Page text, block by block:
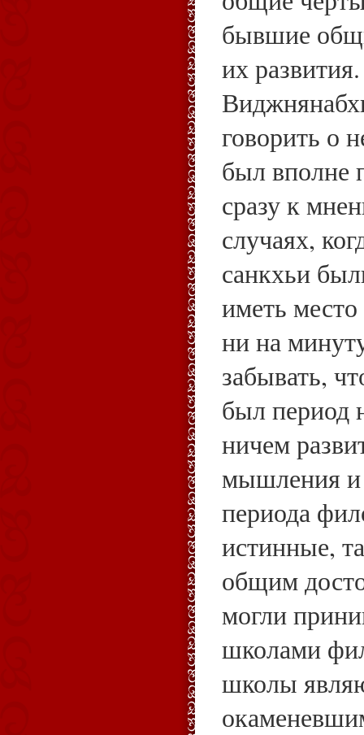
бывшие
их
говорить о
был вполне
сразу к
случаях,
санкхьи
иметь
ни на
забывать,
был период
ничем
мышления и
периода
истинные,
общим
могли
школами
школы